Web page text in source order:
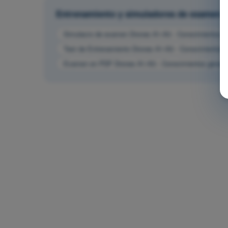
Entrenamiento y simuladores de examen
Simulacro de examen Drones A1-A3 - Conocimientos
Test de Entrenamiento Drones A1-A3 -